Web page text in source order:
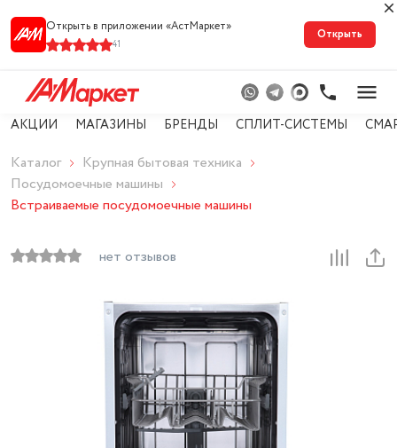
Открыть в приложении «АстМарке‪т‬»
41
Открыть
АКЦИИ МАГАЗИНЫ БРЕНДЫ СПЛИТ-СИСТЕМЫ
Каталог
Крупная бытовая техника
Посудомоечные машины
Встраиваемые посудомоечные машины
нет отзывов